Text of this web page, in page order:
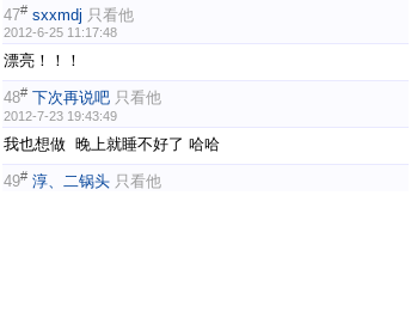
47# sxxmdj 只看他
2012-6-25 11:17:48
漂亮！！！
48# 下次再说吧 只看他
2012-7-23 19:43:49
我也想做 晚上就睡不好了 哈哈
49# 淳、二锅头 只看他